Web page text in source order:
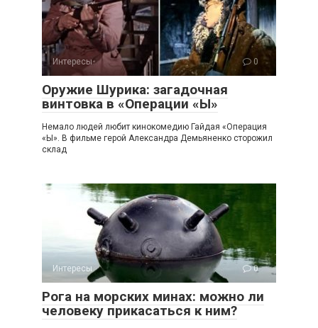
Интересы 0
Оружие Шурика: загадочная
винтовка в «Операции «Ы»
Немало людей любит кинокомедию Гайдая «Операция
«Ы». В фильме герой Александра Демьяненко сторожил
склад
Интересы 0
Рога на морских минах: можно ли
человеку прикасаться к ним?